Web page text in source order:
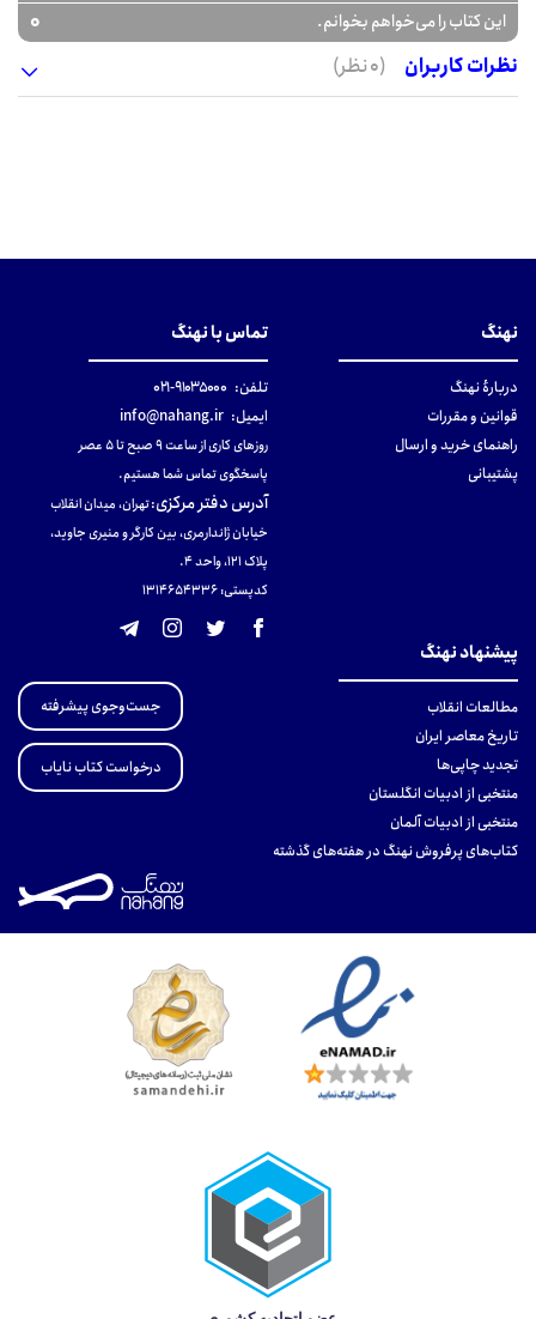
این کتاب را می‌خواهم بخوانم.
0
نظرات کاربران
(0 نظر)
نهنگ
دربارهٔ نهنگ
قوانین و مقررات
راهنمای خرید و ارسال
پشتیبانی
تماس با نهنگ
تلفن: ۹۱۰۳۵۰۰۰-۰۲۱
ایمیل: info@nahang.ir
روزهای کاری از ساعت ۹ صبح تا ۵ عصر
پاسخگوی تماس شما هستیم.
آدرس دفتر مرکزی:تهران، میدان انقلاب
خیابان ژاندارمری، بین کارگر و منیری جاوید،
پلاک 121، واحد ۴.
کدپستی: 131465433۶
پیشنهاد نهنگ
مطالعات انقلاب
تاریخ معاصر ایران
تجدید چاپی‌ها
منتخبی از ادبیات انگلستان
منتخبی از ادبیات آلمان
کتاب‌های پرفروش نهنگ در هفته‌های گذشته
جست‌وجوی پیشرفته
درخواست کتاب نایاب